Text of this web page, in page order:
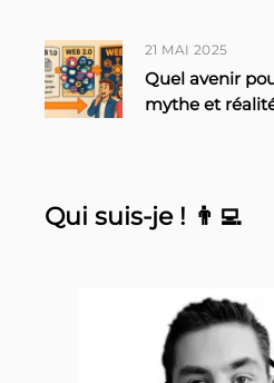
21 MAI 2025
Quel avenir
mythe et
Qui suis-je ! 👨‍💻